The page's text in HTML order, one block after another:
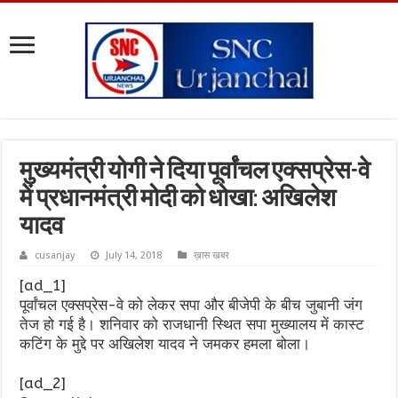
मुख्यमंत्री योगी ने दिया पूर्वांचल एक्सप्रेस-वे
में प्रधानमंत्री मोदी को धोखा: अखिलेश
यादव
cusanjay July 14, 2018 ख़ास खबर
[ad_1]
पूर्वांचल एक्सप्रेस-वे को लेकर सपा और बीजेपी के बीच जुबानी जंग
तेज हो गई है। शनिवार को राजधानी स्थित सपा मुख्यालय में कास्ट
कटिंग के मुद्दे पर अखिलेश यादव ने जमकर हमला बोला।
[ad_2]